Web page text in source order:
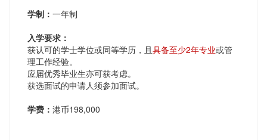
学制： 一年制
入学要求：
获认可的学士学位或同等学历，且具备至少2年专业或管
理工作经验。
应届优秀毕业生亦可获考虑。
获选面试的申请人须参加面试。
学费： 港币198,000